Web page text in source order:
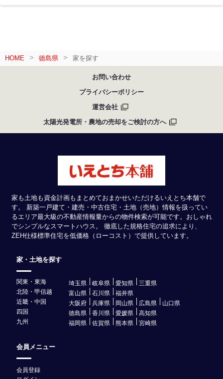
HOME 徳島県 家を探す
お問い合わせ
プライバシーポリシー
運営会社
太陽光発電所・農地の売却をご検討の方へ
家も土地も資金計画もまとめておまかせいただけるいえとち本舗で
す。 新築一戸建て・建売・中古住宅・土地（売地）情報を扱ってい
るエリア最大級の不動産情報量からの物件検索が可能です。おしゃれ
でシンプルなスマートハウス。 徹底した規格住宅の追求により、
ZEH仕様標準住宅を低価格（ローコスト）で提供しています。
家・土地を探す
関東・東海 埼玉県 岐阜県 愛知県
三重県
北陸・甲信越
富山県 石川県
福井県
近畿・中国
大阪府 兵庫県 岡山県 広島県
山口県
四国
徳島県 香川県 愛媛県
高知県
九州
福岡県 佐賀県 熊本県 宮崎県
会員メニュー
会員登録